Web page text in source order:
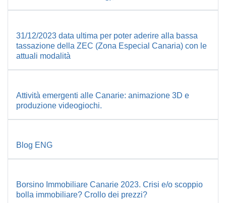
31/12/2023 data ultima per poter aderire alla bassa
tassazione della ZEC (Zona Especial Canaria) con le
attuali modalità
Attività emergenti alle Canarie: animazione 3D e
produzione videogiochi.
Blog ENG
Borsino Immobiliare Canarie 2023. Crisi e/o scoppio
bolla immobiliare? Crollo dei prezzi?